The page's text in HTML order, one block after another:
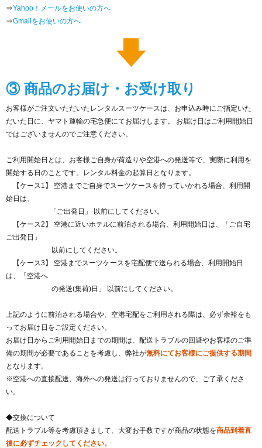
⇒Yahoo！メールをお使いの方へ
⇒Gmailをお使いの方へ
③ 商品のお届け・お受け取り
お客様がご注文いただいたレンタルスーツケースは、お申込み時にご指定いた
だいた日に、ヤマト運輸の宅急便にてお届けします。 お届け日はご利用開始日
ではございませんのでご注意ください。
ご利用開始日とは、お客様ご自身が荷造りや空港への発送等で、実際に利用を
開始する日のことです。レンタル料金の起算日となります。
【ケース1】 空港までご自身でスーツケースを持っていかれる場合、利用開
始日は、
「ご出発日」 以前にしてください。
【ケース2】 空港に近いホテルに前泊される場合、利用開始日は、「ご自宅
ご出発日」
以前にしてください。
【ケース3】 空港までスーツケースを宅配便で送られる場合、利用開始日
は、「空港へ
の発送(集荷)日」 以前にしてください。
上記のように前泊される場合や、空港宅配をご利用される際は、必ず余裕をも
ってお届け日をご設定ください。
お届け日からご利用開始日までの期間は、配送トラブルの回避やお客様のご準
備の期間が必要であることを考慮し、弊社が無料にてお客様にご提供する期間
となります。
※空港への直接配送、海外への発送は行っておりませんので、ご了承くださ
い。
◆交換について
配送トラブル等を考慮頂きまして、大変お手数ですが商品の状態を商品到着直
後に必ずチェックしてください。